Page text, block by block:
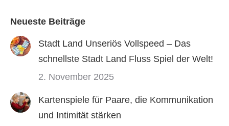
Neueste Beiträge
Stadt Land Unseriös Vollspeed – Das
schnellste Stadt Land Fluss Spiel der Welt!
2. November 2025
Kartenspiele für Paare, die Kommunikation
und Intimität stärken